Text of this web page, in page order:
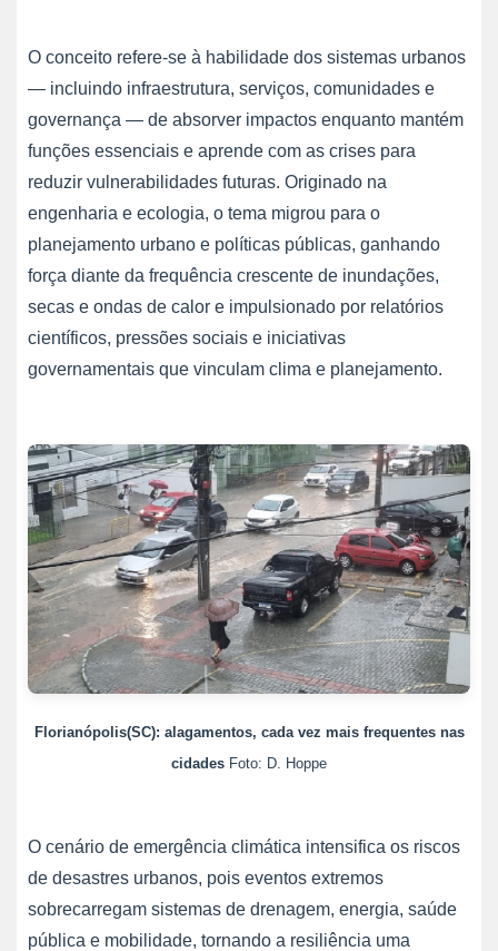
O conceito refere-se à habilidade dos sistemas urbanos
— incluindo infraestrutura, serviços, comunidades e
governança — de absorver impactos enquanto mantém
funções essenciais e aprende com as crises para
reduzir vulnerabilidades futuras. Originado na
engenharia e ecologia, o tema migrou para o
planejamento urbano e políticas públicas, ganhando
força diante da frequência crescente de inundações,
secas e ondas de calor e impulsionado por relatórios
científicos, pressões sociais e iniciativas
governamentais que vinculam clima e planejamento.
Florianópolis(SC): alagamentos, cada vez mais frequentes nas
cidades Foto: D. Hoppe
O cenário de emergência climática intensifica os riscos
de desastres urbanos, pois eventos extremos
sobrecarregam sistemas de drenagem, energia, saúde
pública e mobilidade, tornando a resiliência uma